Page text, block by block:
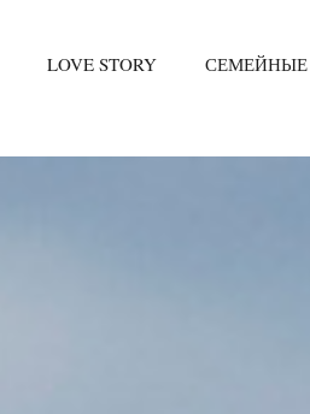
LOVE STORY